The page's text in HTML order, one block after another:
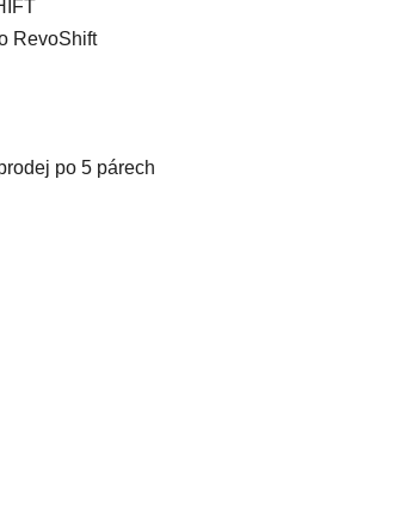
RevoShift
po 5 párech